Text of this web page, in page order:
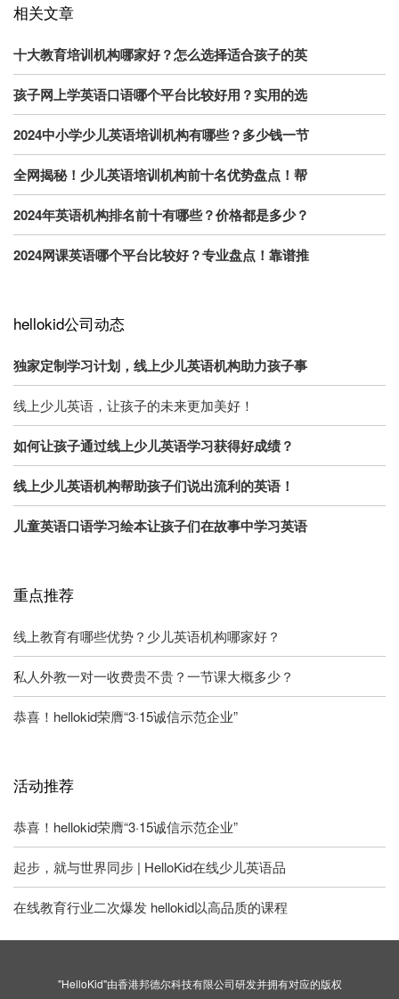
相关文章
十大教育培训机构哪家好？怎么选择适合孩子的英
孩子网上学英语口语哪个平台比较好用？实用的选
2024中小学少儿英语培训机构有哪些？多少钱一节
全网揭秘！少儿英语培训机构前十名优势盘点！帮
2024年英语机构排名前十有哪些？价格都是多少？
2024网课英语哪个平台比较好？专业盘点！靠谱推
hellokid公司动态
独家定制学习计划，线上少儿英语机构助力孩子事
线上少儿英语，让孩子的未来更加美好！
如何让孩子通过线上少儿英语学习获得好成绩？
线上少儿英语机构帮助孩子们说出流利的英语！
儿童英语口语学习绘本让孩子们在故事中学习英语
重点推荐
线上教育有哪些优势？少儿英语机构哪家好？
私人外教一对一收费贵不贵？一节课大概多少？
恭喜！hellokid荣膺“3·15诚信示范企业”
活动推荐
恭喜！hellokid荣膺“3·15诚信示范企业”
起步，就与世界同步 | HelloKid在线少儿英语品
在线教育行业二次爆发 hellokid以高品质的课程
"HelloKid"由香港邦德尔科技有限公司研发并拥有对应的版权